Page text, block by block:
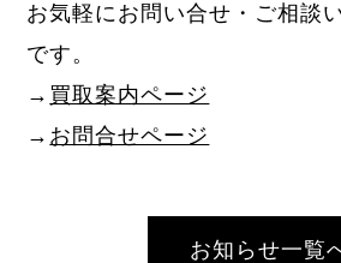
お気軽にお問い合せ・ご相談
です。
→ 買取案内ページ
→ お問合せページ
お知らせ一覧